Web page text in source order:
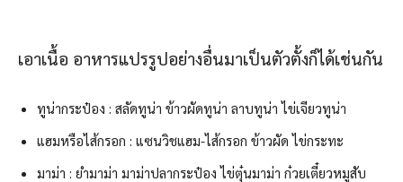
เอาเนื้อ อาหารแปรรูปอย่างอื่นมาเป็นตัวตั้งก็ได้เช่นกัน
ทูน่ากระป๋อง : สลัดทูน่า ข้าวผัดทูน่า ลาบทูน่า ไข่เจียวทูน่า
แฮมหรือไส้กรอก : แซนวิชแฮม-ไส้กรอก ข้าวผัด ไข่กระทะ
มาม่า : ยำมาม่า มาม่าปลากระป๋อง ไข่ตุ๋นมาม่า ก๋วยเตี๋ยวหมูสับ